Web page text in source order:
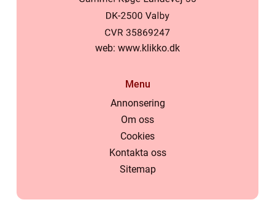
web: www.klikko.dk
Menu
Annonsering
Om oss
Cookies
Kontakta oss
Sitemap